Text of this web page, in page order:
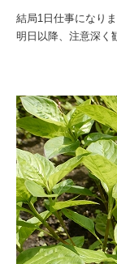
結局1日仕事になりま
明日以降、注意深く